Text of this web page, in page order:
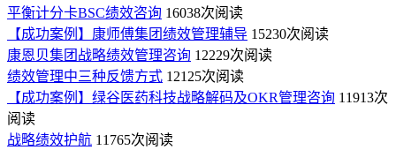
平衡计分卡BSC绩效咨询 16038次阅读
【成功案例】康师傅集团绩效管理辅导 15230次阅读
康恩贝集团战略绩效管理咨询 12229次阅读
绩效管理中三种反馈方式 12125次阅读
【成功案例】绿谷医药科技战略解码及OKR管理咨询 11913次
阅读
战略绩效护航 11765次阅读